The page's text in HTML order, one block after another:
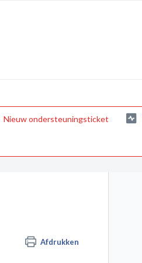
Nieuw ondersteuningsticket
Afdrukken